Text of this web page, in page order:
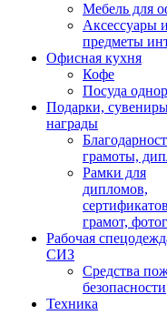
Мебель для
Аксессуары и
предметы
Офисная кухня
Кофе
Посуда
Подарки,
награды
грамоты,
Рамки для
дипломов,
грамот,
Рабочая
СИЗ
Средства
безопасности
Техника